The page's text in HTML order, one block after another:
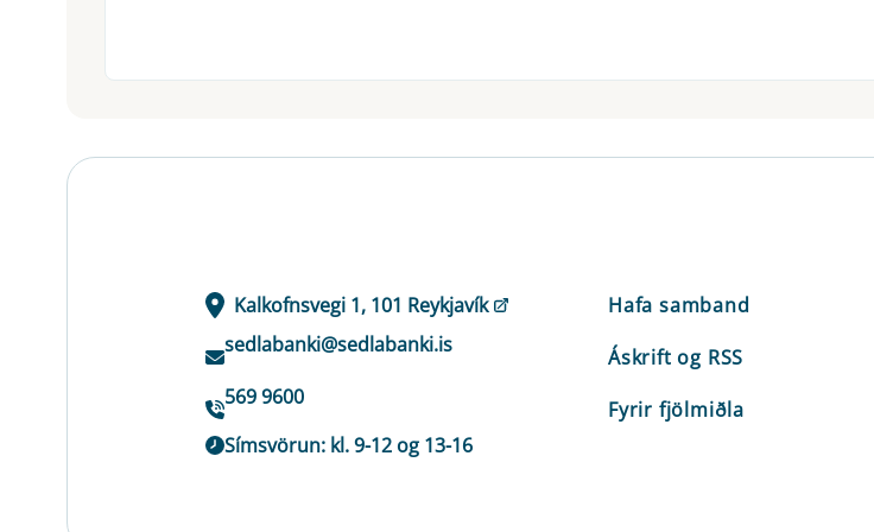
Kalkofnsvegi 1, 101 Reykjavík
sedlabanki@sedlabanki.is
569 9600
Símsvörun: kl. 9-12 og 13-16
Hafa samband
Áskrift og RSS
Fyrir fjölmiðla